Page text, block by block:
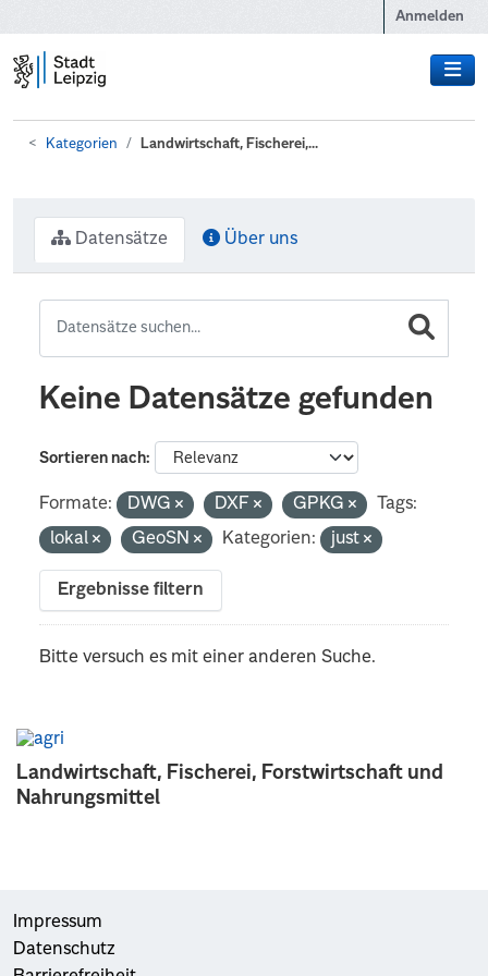
Anmelden
Kategorien Landwirtschaft, Fischerei,...
Landwirtschaft, Fischerei, Forstwirtschaft und
Nahrungsmittel
Datensätze Über uns
Keine Datensätze gefunden
Sortieren nach
Formate: DWG DXF GPKG
Tags:
lokal
GeoSN Kategorien: just
Ergebnisse filtern
Bitte versuch es mit einer anderen Suche.
Impressum
Datenschutz